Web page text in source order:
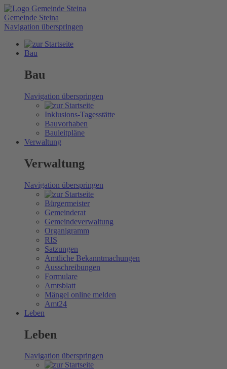
Gemeinde Steina
Navigation überspringen
Bau
Bau
Navigation überspringen
Inklusions-Tagesstätte
Bauvorhaben
Bauleitpläne
Verwaltung
Verwaltung
Navigation überspringen
Bürgermeister
Gemeinderat
Gemeindeverwaltung
Organigramm
RIS
Satzungen
Amtliche Bekanntmachungen
Ausschreibungen
Formulare
Amtsblatt
Mängel online melden
Amt24
Leben
Leben
Navigation überspringen